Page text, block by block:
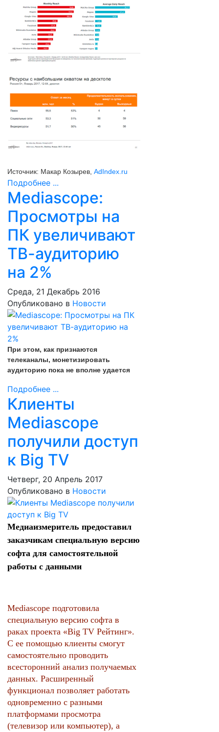
Источник: Макар Козырев, AdIndex.ru
Подробнее ...
Mediascope:
Просмотры на
ПК увеличивают
ТВ-аудиторию
на 2%
Среда, 21 Декабрь 2016
Опубликовано в Новости
При этом, как признаются
телеканалы, монетизировать
аудиторию пока не вполне удается
Подробнее ...
Клиенты
Mediascope
получили доступ
к Big TV
Четверг, 20 Апрель 2017
Опубликовано в Новости
Медиаизмеритель предоставил
заказчикам специальную версию
софта для самостоятельной
работы с данными
Mediascope подготовила
специальную версию софта в
раках проекта «Big TV Рейтинг».
С ее помощью клиенты смогут
самостоятельно проводить
всесторонний анализ получаемых
данных. Расширенный
функционал позволяет работать
одновременно с разными
платформами просмотра
(телевизор или компьютер), а